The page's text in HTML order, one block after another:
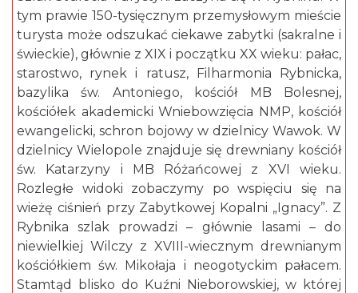
tym prawie 150-tysięcznym przemysłowym mieście
turysta może odszukać ciekawe zabytki (sakralne i
świeckie), głównie z XIX i początku XX wieku: pałac,
starostwo, rynek i ratusz, Filharmonia Rybnicka,
bazylika św. Antoniego, kościół MB Bolesnej,
kościółek akademicki Wniebowzięcia NMP, kościół
ewangelicki, schron bojowy w dzielnicy Wawok. W
dzielnicy Wielopole znajduje się drewniany kościół
św. Katarzyny i MB Różańcowej z XVI wieku.
Rozległe widoki zobaczymy po wspięciu się na
wieżę ciśnień przy Zabytkowej Kopalni „Ignacy”. Z
Rybnika szlak prowadzi – głównie lasami – do
niewielkiej Wilczy z XVIII-wiecznym drewnianym
kościółkiem św. Mikołaja i neogotyckim pałacem.
Stamtąd blisko do Kuźni Nieborowskiej, w której